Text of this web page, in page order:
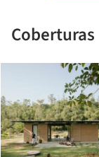
Coberturas